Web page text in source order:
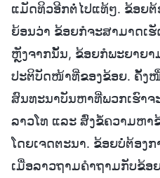
ແມັດທິວອີກຕໍ່ໄປແທ້ໆ. ຂ້ອຍຕ້
ຍ້ອນວ່າ ຂ້ອຍກໍຈະສາມາດເ
ຫຼັງຈາກນັ້ນ, ຂ້ອຍກໍພະຍາຍ
ປະຕິບັດໜ້າທີ່ຂອງຂ້ອຍ. ຄັ້ງ
ສົນທະນາບັນຫາທີ່ພວກເຮົາຈ
ລາວໂທ ແລະ ສົ່ງຂໍ້ຄວາມຫາ
ໂດຍເຈດຕະນາ. ຂ້ອຍບໍ່ຕ້ອງ
ເມື່ອລາວຖາມຄຳຖາມກັບຂ້